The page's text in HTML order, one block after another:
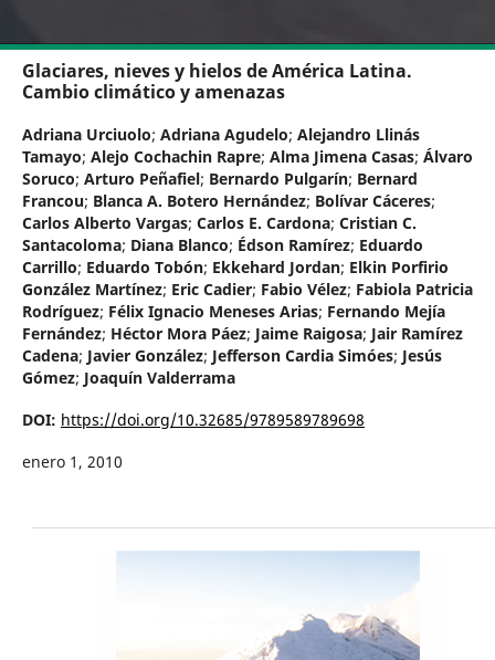
Glaciares, nieves y hielos de América Latina.
Cambio climático y amenazas
Adriana Urciuolo; Adriana Agudelo; Alejandro Llinás
Tamayo; Alejo Cochachin Rapre; Alma Jimena Casas; Álvaro
Soruco; Arturo Peñafiel; Bernardo Pulgarín; Bernard
Francou; Blanca A. Botero Hernández; Bolívar Cáceres;
Carlos Alberto Vargas; Carlos E. Cardona; Cristian C.
Santacoloma; Diana Blanco; Édson Ramírez; Eduardo
Carrillo; Eduardo Tobón; Ekkehard Jordan; Elkin Porfirio
González Martínez; Eric Cadier; Fabio Vélez; Fabiola Patricia
Rodríguez; Félix Ignacio Meneses Arias; Fernando Mejía
Fernández; Héctor Mora Páez; Jaime Raigosa; Jair Ramírez
Cadena; Javier González; Jefferson Cardia Simóes; Jesús
Gómez; Joaquín Valderrama
DOI: https://doi.org/10.32685/9789589789698
enero 1, 2010